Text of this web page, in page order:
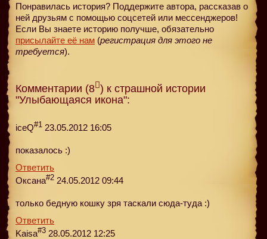
Понравилась история? Поддержите автора, рассказав о
ней друзьям с помощью соцсетей или мессенджеров!
Если Вы знаете историю получше, обязательно
присылайте её нам (регистрация для этого не
требуется).
Комментарии (8 ) к страшной истории
"Улыбающаяся икона":
iceQ#1 23.05.2012 16:05
показалось :)
Ответить
Оксана#2 24.05.2012 09:44
только бедную кошку зря таскали сюда-туда :)
Ответить
Kaisa#3 28.05.2012 12:25